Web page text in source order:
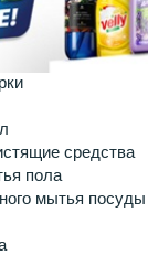
средства
пола
мытья посуды